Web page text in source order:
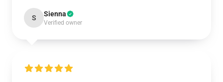
S Sienna
Verified owner